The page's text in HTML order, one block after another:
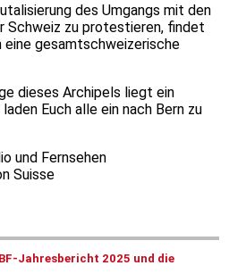
des Umgangs mit den
Schweiz zu protestieren, findet
eine gesamtschweizerische
dieses Archipels liegt ein
Euch alle ein nach Bern zu
und Fernsehen
Suisse